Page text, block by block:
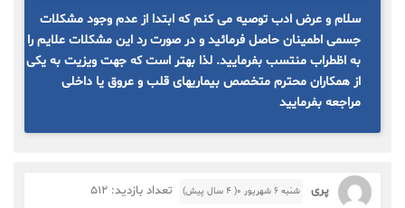
سلام و عرض ادب توصیه می کنم که ابتدا از عدم وجود مشکلات
جسمی اطمینان حاصل فرمائید و در صورت رد این مشکلات علایم را
به اظطراب منتسب بفرمایید. لذا بهتر است که جهت ویزیت به یکی
از همکاران محترم متخصص بیماریهای قلب و عروق یا داخلی
مراجعه بفرمایید
پری شنبه ۶ شهریور ۰( 4 سال پیش) تعداد بازدید: 512